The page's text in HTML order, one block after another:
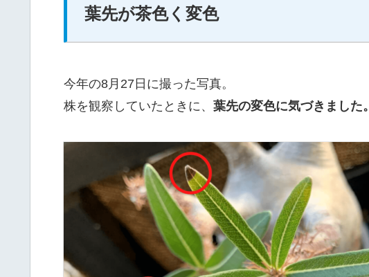
葉先が茶色く変色
今年の8月27日に撮った写真。
株を観察していたときに、 葉先の変色に気づきました。